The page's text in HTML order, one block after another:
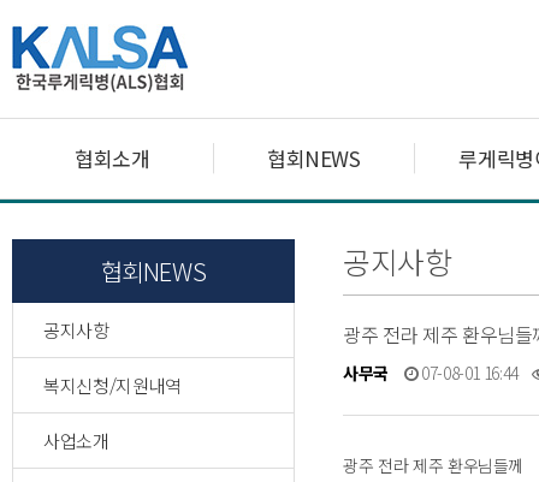
협회소개 협회NEWS 루게릭
협회NEWS
공지사항
복지신청/지원내역
사업소개
공지사항
광주 전라 제주 환우님들
사무국 07-08-01 16:44
광주 전라 제주 환우님들께